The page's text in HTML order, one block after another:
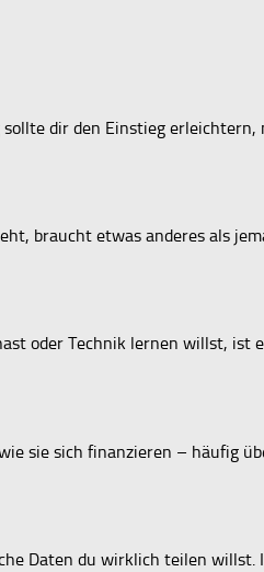
dir den Einstieg
braucht etwas anderes als
oder Technik lernen willst,
sie sich finanzieren – häufig
Daten du wirklich teilen